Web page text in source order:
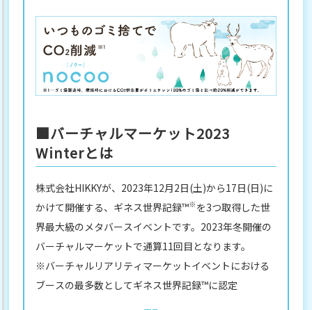
■バーチャルマーケット2023
Winterとは
株式会社HIKKYが、2023年12月2日(土)から17日(日)に
かけて開催する、ギネス世界記録™※ を3つ取得した世
界最大級のメタバースイベントです。2023年冬開催の
バーチャルマーケットで通算11回目となります。
※バーチャルリアリティマーケットイベントにおける
ブースの最多数としてギネス世界記録™に認定